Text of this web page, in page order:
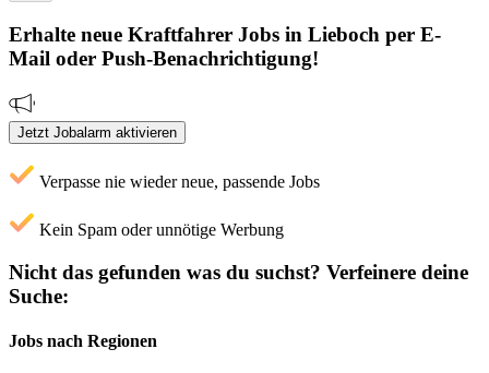
Erhalte neue Kraftfahrer Jobs in Lieboch per E-
Mail oder Push-Benachrichtigung!
Jetzt Jobalarm aktivieren
Verpasse nie wieder neue, passende Jobs
Kein Spam oder unnötige Werbung
Nicht das gefunden was du suchst? Verfeinere deine
Suche:
Jobs nach Regionen